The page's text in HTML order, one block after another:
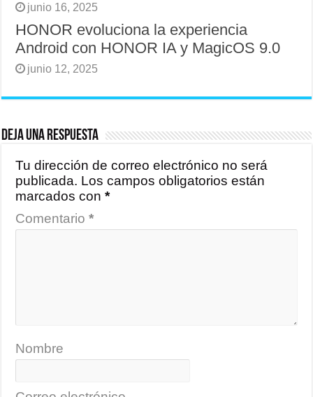
junio 16, 2025
HONOR evoluciona la experiencia
Android con HONOR IA y MagicOS 9.0
junio 12, 2025
Deja una respuesta
Tu dirección de correo electrónico no será
publicada. Los campos obligatorios están
marcados con*
Comentario*
Nombre